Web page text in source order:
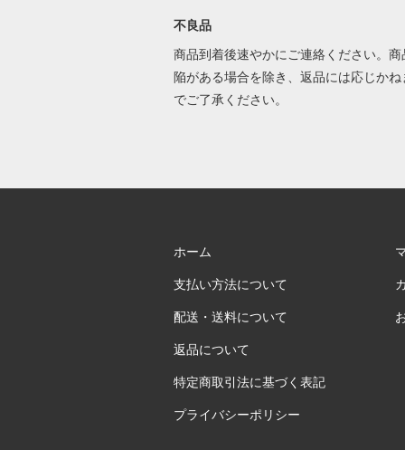
不良品
商品到着後速やかにご連絡ください。商
陥がある場合を除き、返品には応じかね
でご了承ください。
ホーム
支払い方法について
配送・送料について
返品について
特定商取引法に基づく表記
プライバシーポリシー